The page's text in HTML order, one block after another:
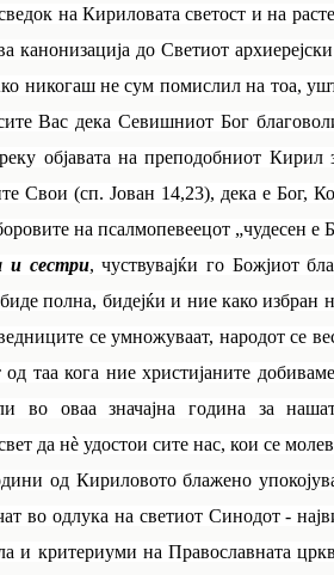
на Кириловата светост и на
канонизација до Светиот
никогаш не сум помислил на тоа,
Вас дека Севишниот Бог
објавата на преподобниот Кирил
Свои (сп. Јован 14,23), дека е Бог,
на псалмопевеецот „чудесен
и сестри, чуствувајќи го Божјиот
полна, бидејќи и ние како избран
се умножуваат, народот се
од таа кога ние христијаните
во оваа значајна година за
да нè удостои сите нас, кои се
од Кириловото блажено
во одлука на светиот Синодот -
и критериуми на Православната